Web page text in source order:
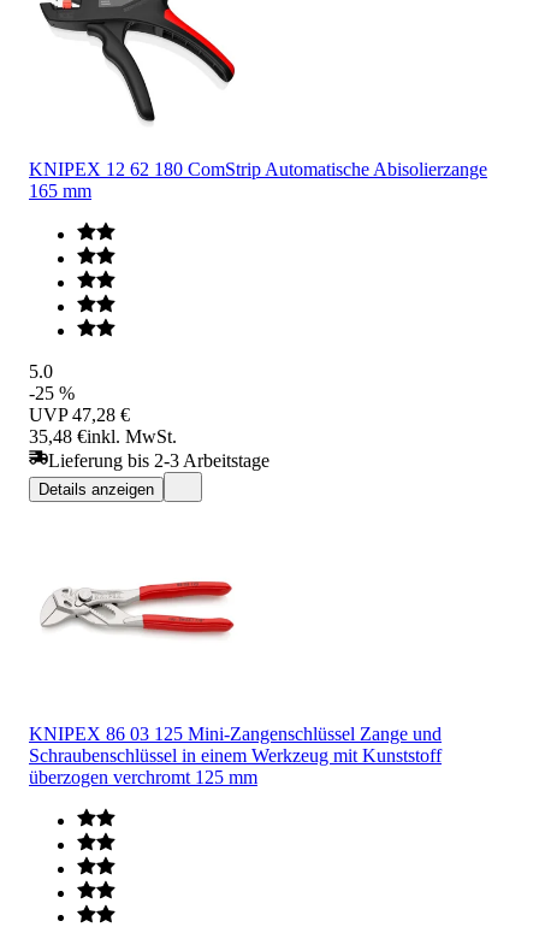
KNIPEX 12 62 180 ComStrip Automatische Abisolierzange
165 mm
5.0
-25 %
UVP 47,28 €
35,48 €inkl. MwSt.
Lieferung bis 2-3 Arbeitstage
Details anzeigen
KNIPEX 86 03 125 Mini-Zangenschlüssel Zange und
Schraubenschlüssel in einem Werkzeug mit Kunststoff
überzogen verchromt 125 mm